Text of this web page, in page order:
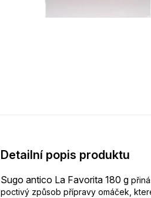
Detailní popis produktu
Sugo antico La Favorita 180 g
poctivý způsob přípravy omáček,